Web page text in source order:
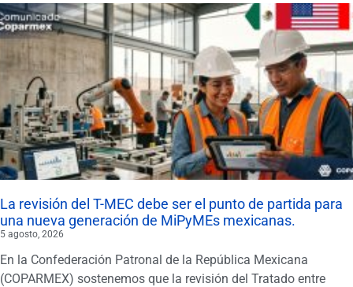
La revisión del T-MEC debe ser el punto de partida para
una nueva generación de MiPyMEs mexicanas.
5 agosto, 2026
En la Confederación Patronal de la República Mexicana
(COPARMEX) sostenemos que la revisión del Tratado entre